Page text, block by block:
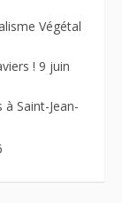
Végétal
! 9 juin
à Saint-Jean-